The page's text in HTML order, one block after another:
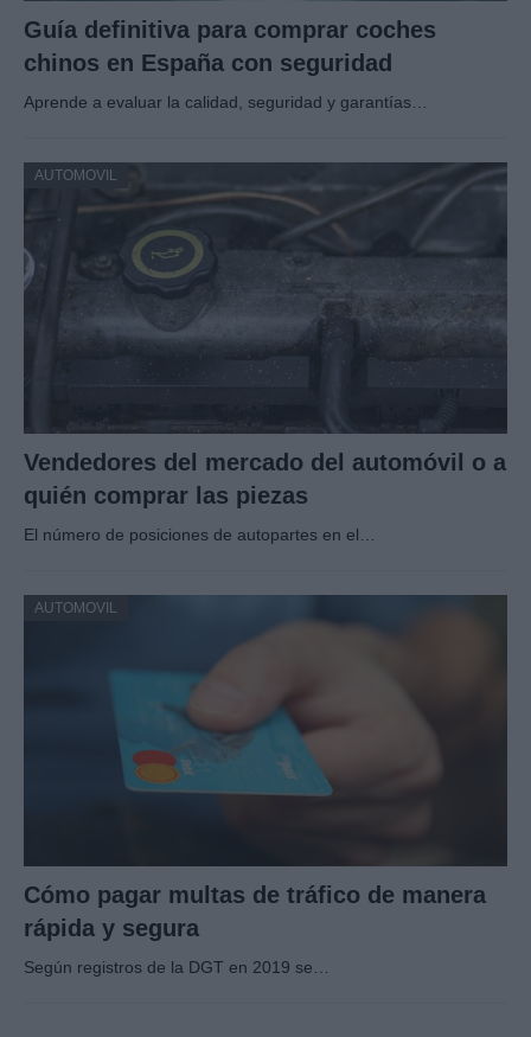
Guía definitiva para comprar coches
chinos en España con seguridad
Aprende a evaluar la calidad, seguridad y garantías…
AUTOMOVIL
Vendedores del mercado del automóvil o a
quién comprar las piezas
El número de posiciones de autopartes en el…
AUTOMOVIL
Cómo pagar multas de tráfico de manera
rápida y segura
Según registros de la DGT en 2019 se…